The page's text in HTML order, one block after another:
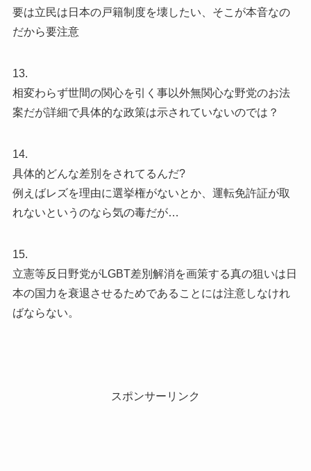
要は立民は日本の戸籍制度を壊したい、そこが本音なの
だから要注意
13.
相変わらず世間の関心を引く事以外無関心な野党のお法
案だが詳細で具体的な政策は示されていないのでは？
14.
具体的どんな差別をされてるんだ?
例えばレズを理由に選挙権がないとか、運転免許証が取
れないというのなら気の毒だが…
15.
立憲等反日野党がLGBT差別解消を画策する真の狙いは日
本の国力を衰退させるためであることには注意しなけれ
ばならない。
スポンサーリンク